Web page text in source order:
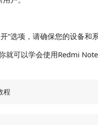
选项，请确保您的设备和
就可以学会使用Redmi
程